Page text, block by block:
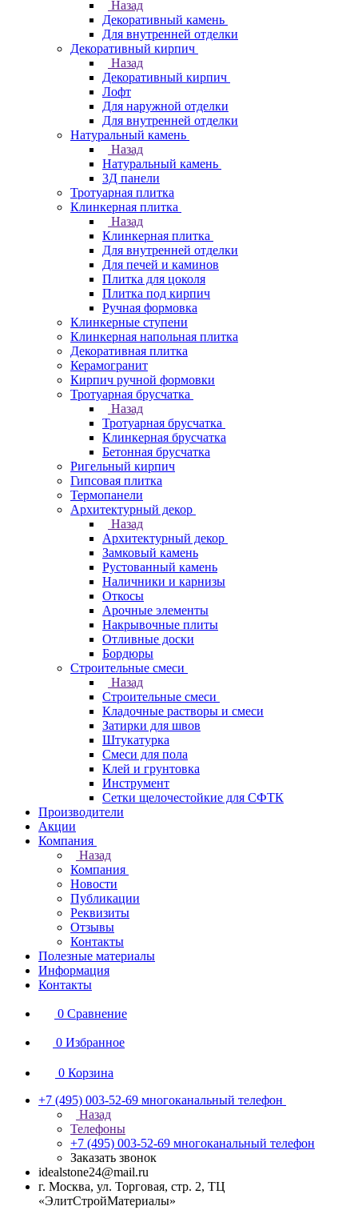
Назад
Декоративный камень
Для внутренней отделки
Декоративный кирпич
Назад
Декоративный кирпич
Лофт
Для наружной отделки
Для внутренней отделки
Натуральный камень
Назад
Натуральный камень
3Д панели
Тротуарная плитка
Клинкерная плитка
Назад
Клинкерная плитка
Для внутренней отделки
Для печей и каминов
Плитка для цоколя
Плитка под кирпич
Ручная формовка
Клинкерные ступени
Клинкерная напольная плитка
Декоративная плитка
Керамогранит
Кирпич ручной формовки
Тротуарная брусчатка
Назад
Тротуарная брусчатка
Клинкерная брусчатка
Бетонная брусчатка
Ригельный кирпич
Гипсовая плитка
Термопанели
Архитектурный декор
Назад
Архитектурный декор
Замковый камень
Рустованный камень
Наличники и карнизы
Откосы
Арочные элементы
Накрывочные плиты
Отливные доски
Бордюры
Строительные смеси
Назад
Строительные смеси
Кладочные растворы и смеси
Затирки для швов
Штукатурка
Смеси для пола
Клей и грунтовка
Инструмент
Сетки щелочестойкие для СФТК
Производители
Акции
Компания
Назад
Компания
Новости
Публикации
Реквизиты
Отзывы
Контакты
Полезные материалы
Информация
Контакты
0 Сравнение
0 Избранное
0 Корзина
+7 (495) 003-52-69 многоканальный телефон
Назад
Телефоны
+7 (495) 003-52-69 многоканальный телефон
Заказать звонок
idealstone24@mail.ru
г. Москва, ул. Торговая, стр. 2, ТЦ
«ЭлитСтройМатериалы»